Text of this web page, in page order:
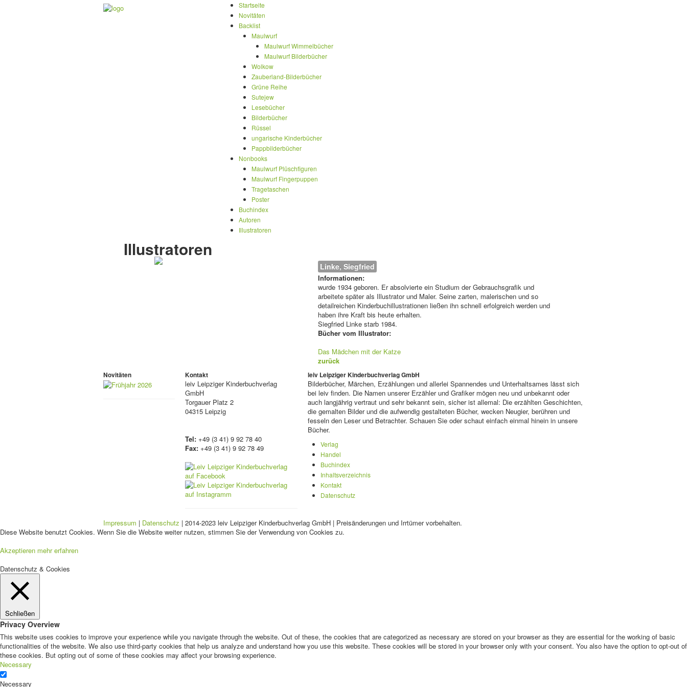
Startseite
Novitäten
Backlist
Maulwurf
Maulwurf Wimmelbücher
Maulwurf Bilderbücher
Wolkow
Zauberland-Bilderbücher
Grüne Reihe
Sutejew
Lesebücher
Bilderbücher
Rüssel
ungarische Kinderbücher
Pappbilderbücher
Nonbooks
Maulwurf Plüschfiguren
Maulwurf Fingerpuppen
Tragetaschen
Poster
Buchindex
Autoren
Illustratoren
Illustratoren
Linke, Siegfried
Informationen:
wurde 1934 geboren. Er absolvierte ein Studium der Gebrauchsgrafik und
arbeitete später als Illustrator und Maler. Seine zarten, malerischen und so
detailreichen Kinderbuchillustrationen ließen ihn schnell erfolgreich werden und
haben ihre Kraft bis heute erhalten.
Siegfried Linke starb 1984.
Bücher vom Illustrator:
Das Mädchen mit der Katze
zurück
Novitäten Kontakt
leiv Leipziger Kinderbuchverlag
GmbH
Torgauer Platz 2
04315 Leipzig
Tel: +49 (3 41) 9 92 78 40
Fax: +49 (3 41) 9 92 78 49
leiv Leipziger Kinderbuchverlag GmbH
Bilderbücher, Märchen, Erzählungen und allerlei Spannendes und Unterhaltsames lässt sich
bei leiv finden. Die Namen unserer Erzähler und Grafiker mögen neu und unbekannt oder
auch langjährig vertraut und sehr bekannt sein, sicher ist allemal: Die erzählten Geschichten,
die gemalten Bilder und die aufwendig gestalteten Bücher, wecken Neugier, berühren und
fesseln den Leser und Betrachter. Schauen Sie oder schaut einfach einmal hinein in unsere
Bücher.
Verlag
Handel
Buchindex
Inhaltsverzeichnis
Kontakt
Datenschutz
Impressum | Datenschutz | 2014-2023 leiv Leipziger Kinderbuchverlag GmbH | Preisänderungen und Irrtümer vorbehalten.
Diese Website benutzt Cookies. Wenn Sie die Website weiter nutzen, stimmen Sie der Verwendung von Cookies zu.
Akzeptieren mehr erfahren
Datenschutz & Cookies
Schließen
Privacy Overview
This website uses cookies to improve your experience while you navigate through the website. Out of these, the cookies that are categorized as necessary are stored on your browser as they are essential for the working of basic
functionalities of the website. We also use third-party cookies that help us analyze and understand how you use this website. These cookies will be stored in your browser only with your consent. You also have the option to opt-out of
these cookies. But opting out of some of these cookies may affect your browsing experience.
Necessary
Necessary